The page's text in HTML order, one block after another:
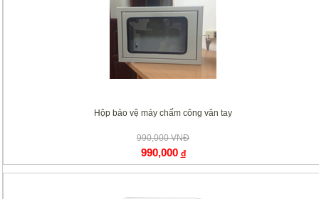
Hộp bảo vệ máy chấm công vân tay
990,000 VNĐ
990,000 đ